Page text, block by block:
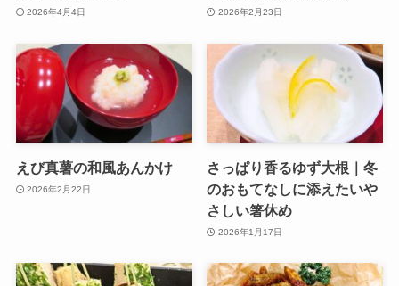
2026年4月4日 2026年2月23日
えび真薯の和風あんかけ
2026年2月22日
さっぱり香るゆず大根｜冬
のおもてなしに添えたいや
さしい箸休め
2026年1月17日